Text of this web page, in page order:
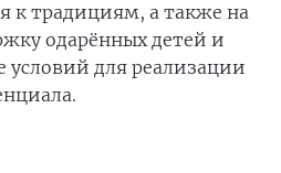
к традициям, а также на
одарённых детей и
для реализации